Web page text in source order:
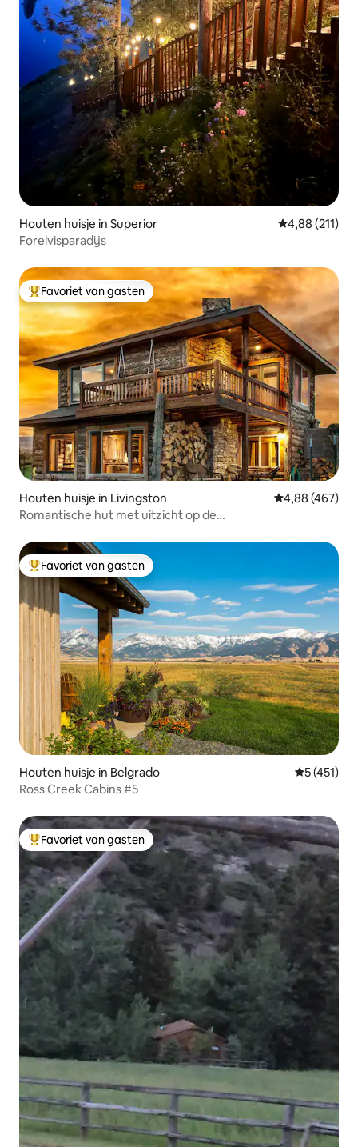
Houten huisje in Superior Gemiddelde
4,88 (211)
Forelvisparadijs
Topfavoriet van gasten
Favoriet van gasten
Houten huisje in Livingston Gemiddelde
4,88 (467)
Romantische hut met uitzicht op de
Topfavoriet van gasten
Favoriet van gasten
Houten huisje in Belgrado
5 (451)
Ross Creek Cabins #5
Topfavoriet van gasten
Favoriet van gasten